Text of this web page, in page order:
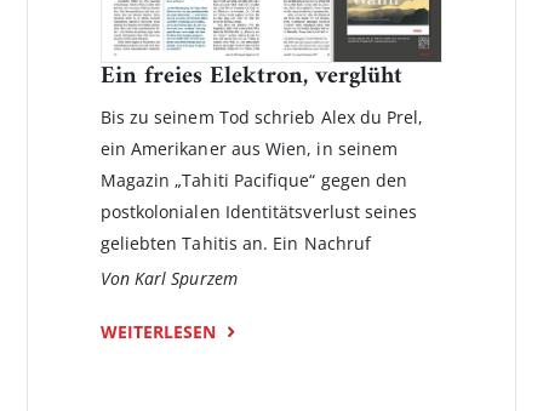
Ein freies Elektron, verglüht
Bis zu seinem Tod schrieb Alex du Prel,
ein Amerikaner aus Wien, in seinem
Magazin „Tahiti Pacifique“ gegen den
postkolonialen Identitätsverlust seines
geliebten Tahitis an. Ein Nachruf
Von Karl Spurzem
WEITERLESEN